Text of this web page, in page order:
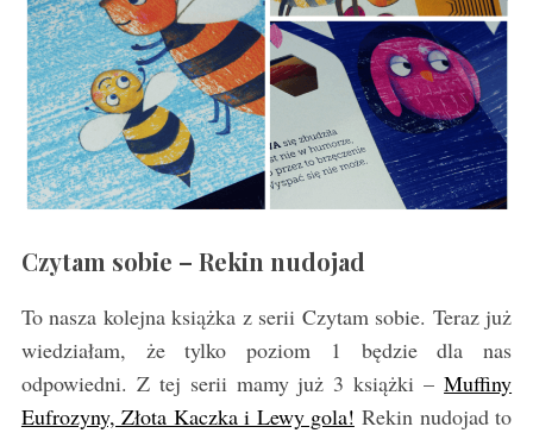
Czytam sobie – Rekin nudojad
To nasza kolejna książka z serii Czytam sobie. Teraz już
wiedziałam, że tylko poziom 1 będzie dla nas
odpowiedni. Z tej serii mamy już 3 książki –Muffiny
Eufrozyny, Złota Kaczka i Lewy gola! Rekin nudojad to